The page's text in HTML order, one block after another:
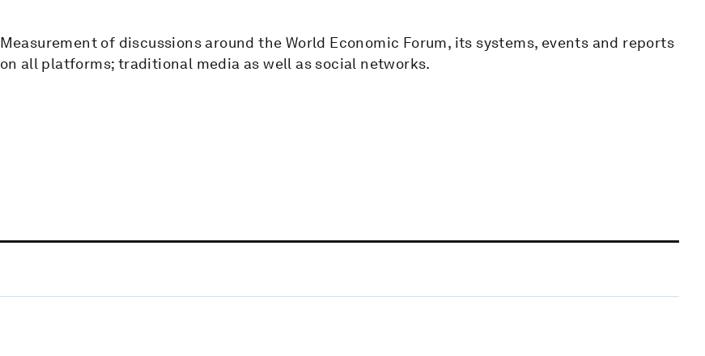
Measurement of discussions around the World Economic Forum, its systems, events and reports
on all platforms; traditional media as well as social networks.